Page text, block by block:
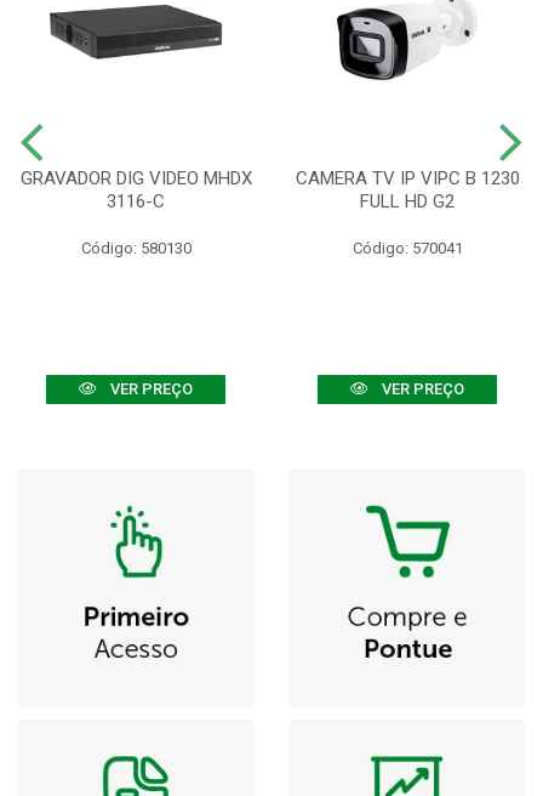
GRAVADOR DIG VIDEO MHDX
3116-C
Código: 580130
VER PREÇO
CAMERA TV IP VIPC B 1230
FULL HD G2
Código: 570041
VER PREÇO